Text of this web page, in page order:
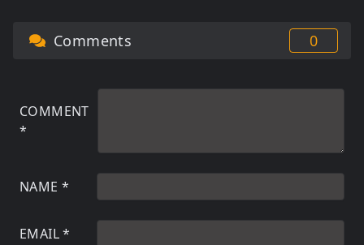
Comments 0
COMMENT
*
NAME *
EMAIL*